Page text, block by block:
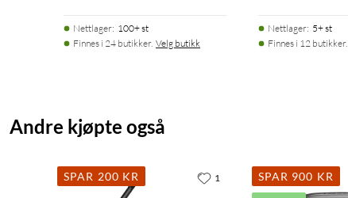
Nettlager: 100+ st
Finnes i 24 butikker. Velg butikk
Nettlager: 5+ st
Finnes i 12 butikker.
Andre kjøpte også
SPAR 200 KR 1
SPAR 900 KR